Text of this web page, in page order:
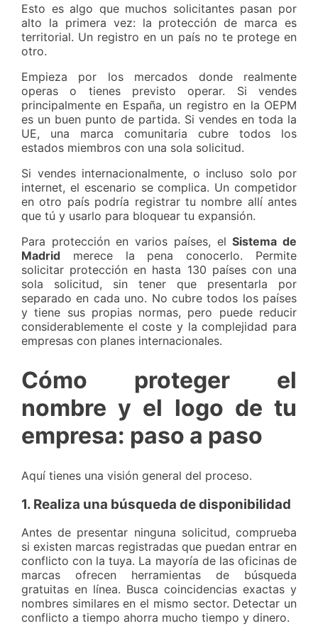
Esto es algo que muchos solicitantes pasan por
alto la primera vez: la protección de marca es
territorial. Un registro en un país no te protege en
otro.
Empieza por los mercados donde realmente
operas o tienes previsto operar. Si vendes
principalmente en España, un registro en la OEPM
es un buen punto de partida. Si vendes en toda la
UE, una marca comunitaria cubre todos los
estados miembros con una sola solicitud.
Si vendes internacionalmente, o incluso solo por
internet, el escenario se complica. Un competidor
en otro país podría registrar tu nombre allí antes
que tú y usarlo para bloquear tu expansión.
Para protección en varios países, elSistema de
Madrid merece la pena conocerlo. Permite
solicitar protección en hasta 130 países con una
sola solicitud, sin tener que presentarla por
separado en cada uno. No cubre todos los países
y tiene sus propias normas, pero puede reducir
considerablemente el coste y la complejidad para
empresas con planes internacionales.
Cómo proteger el
nombre y el logo de tu
empresa: paso a paso
Aquí tienes una visión general del proceso.
1. Realiza una búsqueda de disponibilidad
Antes de presentar ninguna solicitud, comprueba
si existen marcas registradas que puedan entrar en
conflicto con la tuya. La mayoría de las oficinas de
marcas ofrecen herramientas de búsqueda
gratuitas en línea. Busca coincidencias exactas y
nombres similares en el mismo sector. Detectar un
conflicto a tiempo ahorra mucho tiempo y dinero.